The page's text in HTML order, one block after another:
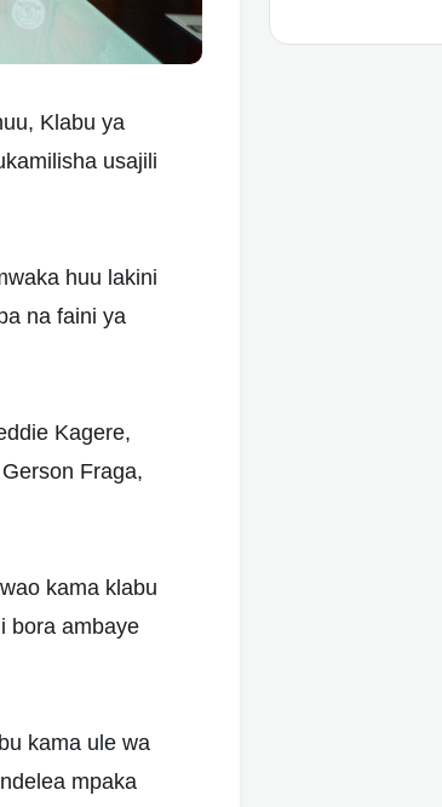
Klabu ya
usajili
huu lakini
na faini ya
Kagere,
Fraga,
kama klabu
bora ambaye
kama ule wa
mpaka